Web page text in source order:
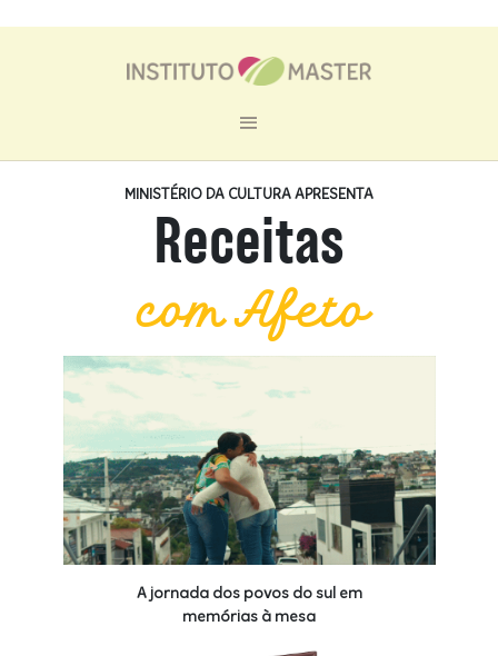
MINISTÉRIO DA CULTURA APRESENTA
Receitas
com Afeto
A jornada dos povos do sul em
memórias à mesa